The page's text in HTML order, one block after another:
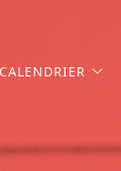
CALENDRIER